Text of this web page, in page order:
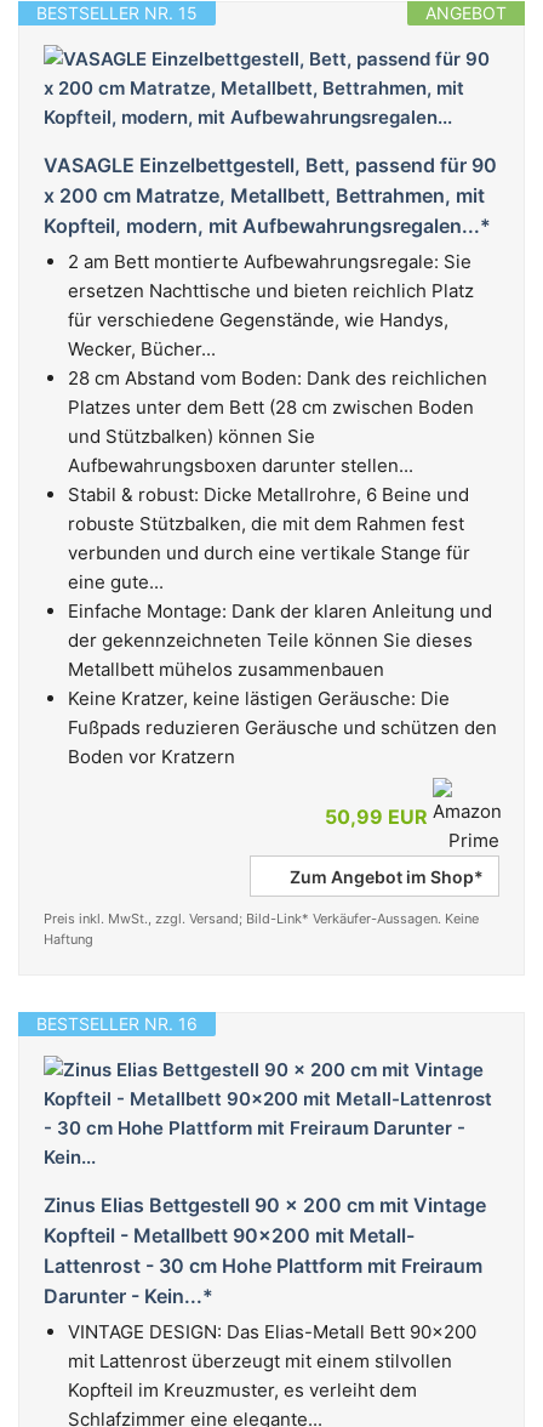
ANGEBOT
BESTSELLER NR. 15
VASAGLE Einzelbettgestell, Bett, passend für 90
x 200 cm Matratze, Metallbett, Bettrahmen, mit
Kopfteil, modern, mit Aufbewahrungsregalen...*
2 am Bett montierte Aufbewahrungsregale: Sie
ersetzen Nachttische und bieten reichlich Platz
für verschiedene Gegenstände, wie Handys,
Wecker, Bücher...
28 cm Abstand vom Boden: Dank des reichlichen
Platzes unter dem Bett (28 cm zwischen Boden
und Stützbalken) können Sie
Aufbewahrungsboxen darunter stellen...
Stabil & robust: Dicke Metallrohre, 6 Beine und
robuste Stützbalken, die mit dem Rahmen fest
verbunden und durch eine vertikale Stange für
eine gute...
Einfache Montage: Dank der klaren Anleitung und
der gekennzeichneten Teile können Sie dieses
Metallbett mühelos zusammenbauen
Keine Kratzer, keine lästigen Geräusche: Die
Fußpads reduzieren Geräusche und schützen den
Boden vor Kratzern
50,99 EUR
Zum Angebot im Shop*
Preis inkl. MwSt., zzgl. Versand; Bild-Link* Verkäufer-Aussagen. Keine
Haftung
BESTSELLER NR. 16
Zinus Elias Bettgestell 90 x 200 cm mit Vintage
Kopfteil - Metallbett 90x200 mit Metall-
Lattenrost - 30 cm Hohe Plattform mit Freiraum
Darunter - Kein...*
VINTAGE DESIGN: Das Elias-Metall Bett 90x200
mit Lattenrost überzeugt mit einem stilvollen
Kopfteil im Kreuzmuster, es verleiht dem
Schlafzimmer eine elegante...